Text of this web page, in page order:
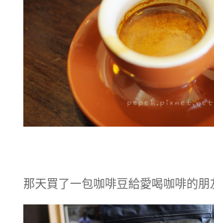
那天買了一包咖啡豆給愛喝咖啡的朋